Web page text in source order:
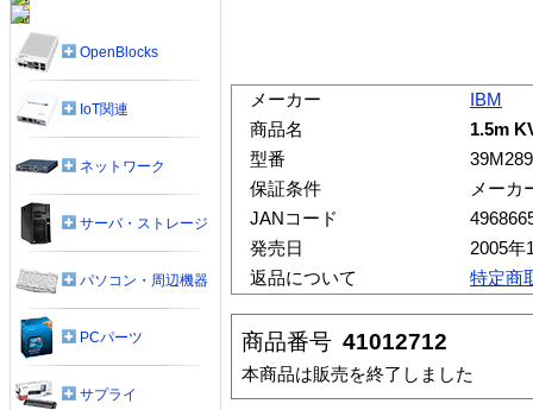
メーカー
IBM
商品名
1.5m
型番
保証条件
メーカ
JANコード
発売日
2005年
返品について
特定商
商品番号 41012712
本商品は販売を終了しました
OpenBlocks
IoT関連
ネットワーク
サーバ・ストレージ
パソコン・周辺機器
PCパーツ
サプライ